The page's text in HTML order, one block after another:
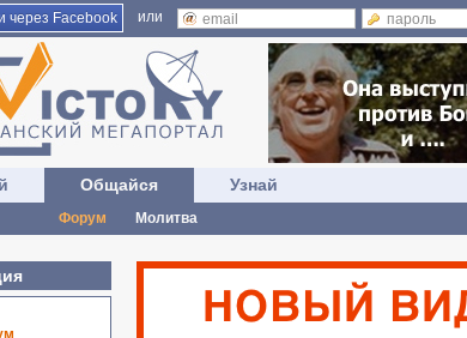
через Facebook или
Общайся
Форум Молитва
Узнай